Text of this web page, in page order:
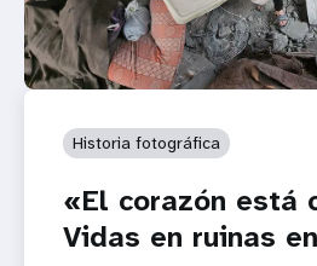
Historia fotográfica
«El corazón está
Vidas en ruinas